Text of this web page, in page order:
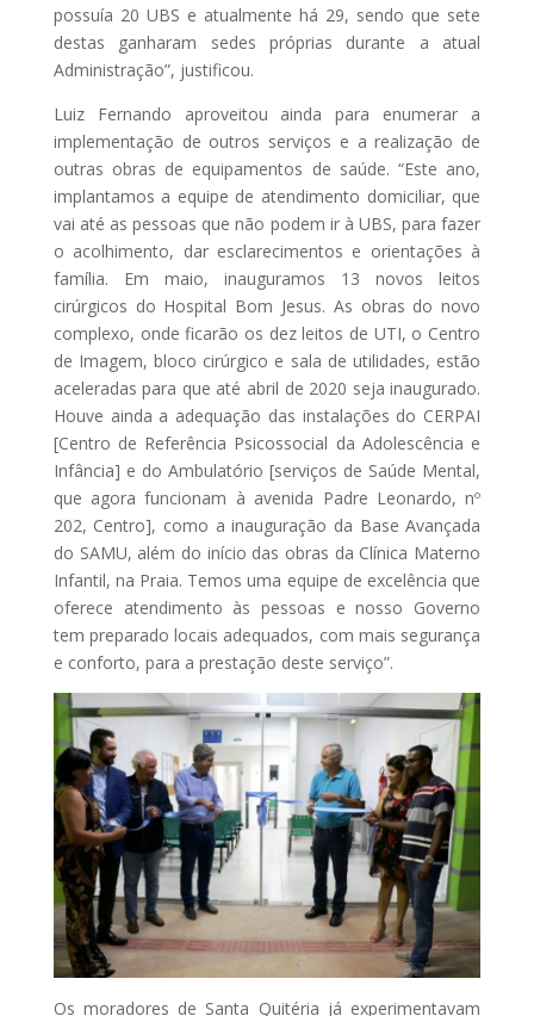
possuía 20 UBS e atualmente há 29, sendo que sete
destas ganharam sedes próprias durante a atual
Administração”, justificou.
Luiz Fernando aproveitou ainda para enumerar a
implementação de outros serviços e a realização de
outras obras de equipamentos de saúde. “Este ano,
implantamos a equipe de atendimento domiciliar, que
vai até as pessoas que não podem ir à UBS, para fazer
o acolhimento, dar esclarecimentos e orientações à
família. Em maio, inauguramos 13 novos leitos
cirúrgicos do Hospital Bom Jesus. As obras do novo
complexo, onde ficarão os dez leitos de UTI, o Centro
de Imagem, bloco cirúrgico e sala de utilidades, estão
aceleradas para que até abril de 2020 seja inaugurado.
Houve ainda a adequação das instalações do CERPAI
[Centro de Referência Psicossocial da Adolescência e
Infância] e do Ambulatório [serviços de Saúde Mental,
que agora funcionam à avenida Padre Leonardo, nº
202, Centro], como a inauguração da Base Avançada
do SAMU, além do início das obras da Clínica Materno
Infantil, na Praia. Temos uma equipe de excelência que
oferece atendimento às pessoas e nosso Governo
tem preparado locais adequados, com mais segurança
e conforto, para a prestação deste serviço”.
Os moradores de Santa Quitéria já experimentavam